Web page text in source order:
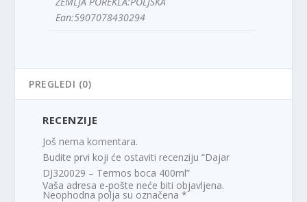
Ean:5907078430294
PREGLEDI (0)
RECENZIJE
Još nema komentara.
Budite prvi koji će ostaviti recenziju “Dajar
DJ320029 – Termos boca 400ml”
Vaša adresa e-pošte neće biti objavljena.
Neophodna polja su označena*